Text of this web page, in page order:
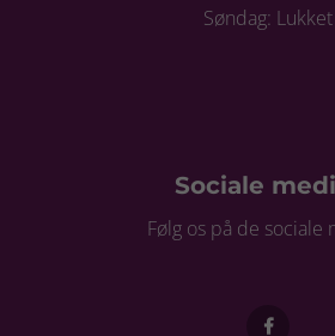
Søndag: Lukket
Sociale
Følg os på de sociale